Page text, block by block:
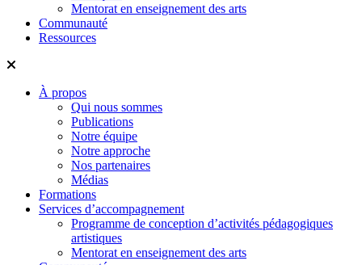
Mentorat en enseignement des arts
Communauté
Ressources
À propos
Qui nous sommes
Publications
Notre équipe
Notre approche
Nos partenaires
Médias
Formations
Services d’accompagnement
Programme de conception d’activités pédagogiques
artistiques
Mentorat en enseignement des arts